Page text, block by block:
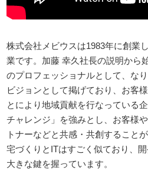
株式会社メビウスは1983年に創業
業です。加藤 幸久社長の説明から
のプロフェッショナルとして、な
ビジョンとして掲げており、お客
とにより地域貢献を行なっている
チャレンジ」を強みとし、お客様
トナーなどと共感・共創すること
宅づくりとITはすごく似ており、
大きな鍵を握っています。